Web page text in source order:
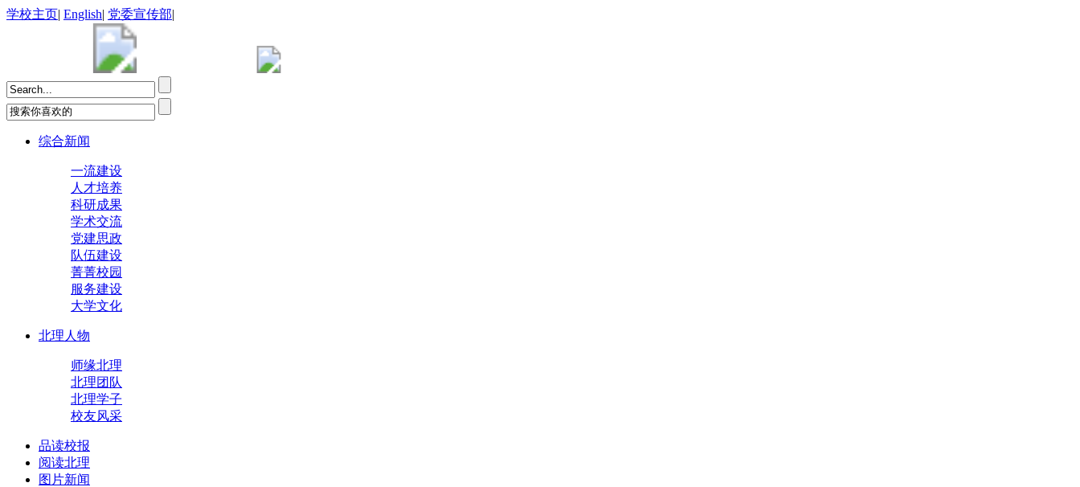
学校主页| English| 党委宣传部|
综合新闻
一流建设
人才培养
科研成果
学术交流
党建思政
队伍建设
菁菁校园
服务建设
大学文化
北理人物
师缘北理
北理团队
北理学子
校友风采
品读校报
阅读北理
图片新闻